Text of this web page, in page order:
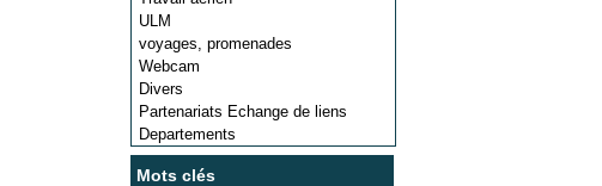
ULM
voyages, promenades
Webcam
Divers
Partenariats Echange de liens
Departements
Mots clés